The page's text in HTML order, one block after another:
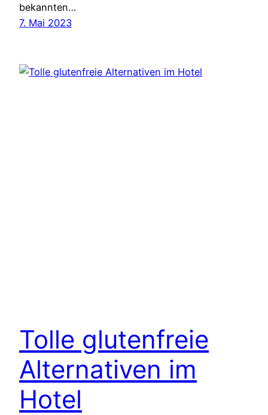
bekannten…
7. Mai 2023
Tolle glutenfreie
Alternativen im
Hotel